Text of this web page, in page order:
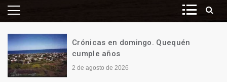
Crónicas en domingo. Quequén
cumple años
2 de agosto de 2026